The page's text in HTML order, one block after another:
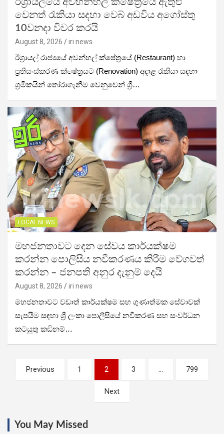
වෙනත් රැකියා සදහා වෙබ් අඩවිය අගෝස්තු
10වනදා විවර කරයි
August 8, 2026 iri news
ඊශ්‍රායල් රාජ්‍යයේ අවන්හල් ක්ෂේත්‍රයේ (Restaurant) හා
ප්‍රතිසංස්කරණ ක්ෂේත්‍රයට (Renovation) අදාළ රැකියා සඳහා
ශ්‍රමිකයින් තෝරාගැනීම වෙනුවෙන් ශ්‍රී…
LOCAL NEWS
මහජනතාවට දෙන සේවය කාර්යක්ෂම
කරන්න පොලිසිය නවීකරණය කිරිම වේගවත්
කරන්න – ජනපති අනුර දැනුම් දෙයි
August 8, 2026 iri news
මහජනතාවට වඩාත් කාර්යක්ෂම සහ ගුණාත්මක සේවාවක්
සැපයීම සඳහා ශ්‍රී ලංකා පොලීසියේ නවීකරණ සහ සංවර්ධන
කටයුතු කඩිනම්…
Posts
pagination
Previous 1 2 3 … 799
Next
You May Missed